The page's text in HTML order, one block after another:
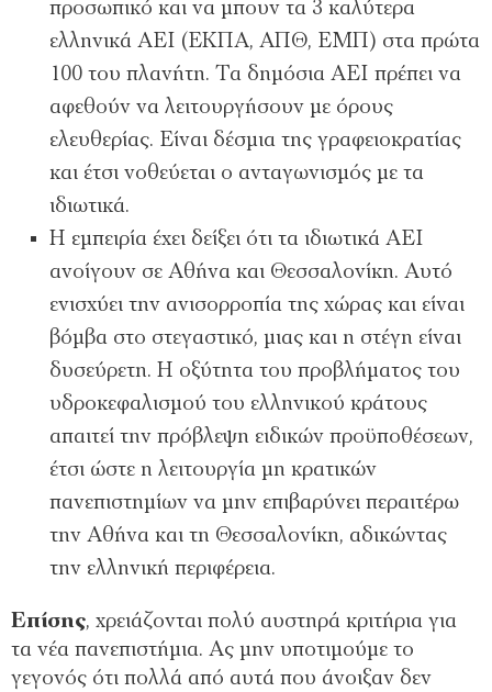
προσωπικό και να µπουν τα 3 καλύτερα
ελληνικά ΑΕΙ (ΕΚΠΑ, ΑΠΘ, ΕΜΠ) στα πρώτα
100 του πλανήτη. Τα δηµόσια ΑΕΙ πρέπει να
αφεθούν να λειτουργήσουν µε όρους
ελευθερίας. Είναι δέσµια της γραφειοκρατίας
και έτσι νοθεύεται ο ανταγωνισµός µε τα
ιδιωτικά.
Η εµπειρία έχει δείξει ότι τα ιδιωτικά ΑΕΙ
ανοίγουν σε Αθήνα και Θεσσαλονίκη. Αυτό
ενισχύει την ανισορροπία της χώρας και είναι
βόµβα στο στεγαστικό, µιας και η στέγη είναι
δυσεύρετη. Η οξύτητα του προβλήµατος του
υδροκεφαλισµού του ελληνικού κράτους
απαιτεί την πρόβλεψη ειδικών προϋποθέσεων,
έτσι ώστε η λειτουργία µη κρατικών
πανεπιστηµίων να µην επιβαρύνει περαιτέρω
την Αθήνα και τη Θεσσαλονίκη, αδικώντας
την ελληνική περιφέρεια.
Επίσης, χρειάζονται πολύ αυστηρά κριτήρια για
τα νέα πανεπιστήµια. Ας µην υποτιµούµε το
γεγονός ότι πολλά από αυτά που άνοιξαν δεν